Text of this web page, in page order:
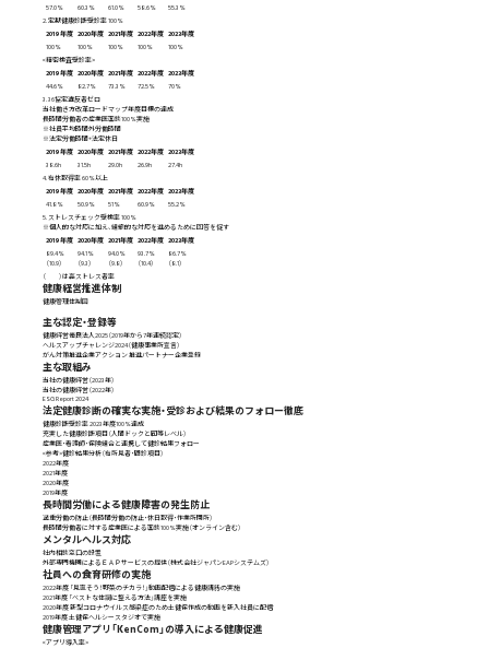
G：企業統治
ESGデータ
ESGレポート バックナンバー
57.0%
60.3% 61.0% 58.6%
55.3%
2. 定期健康診断受診率 100%
2019年度 2020年度 2021年度 2022年度 2023年度
100%
100% 100% 100%
100%
<精密検査受診率>
2019年度 2020年度 2021年度 2022年度 2023年度
44.6%
82.7% 73.3% 72.5%
70%
3. 36協定違反者ゼロ
当社働き方改革ロードマップ年度目標の達成
長時間労働者の産業医面談100%実施
※社員平均時間外労働時間
※法定労働時間+法定休日
2019年度 2020年度 2021年度 2022年度 2023年度
38.6h
31.5h 29.0h 26.9h
27.4h
4. 有休取得率 60%以上
2019年度 2020年度 2021年度 2022年度 2023年度
41.8%
50.9% 51% 60.9%
55.2%
5. ストレスチェック受検率 100%
※個人的な対応に加え、組織的な対応を進めるために回答を促す
2019年度 2020年度 2021年度 2022年度 2023年度
89.4%
（10.9）
94.1%
（9.3）
94.0%
（9.8）
93.7%
（10.4）
86.7%
（8.1）
（ ）は高ストレス者率
健康経営推進体制
健康管理体制図
主な認定・登録等
健康経営優良法人2025（2019年から7年連続認定）
ヘルスアップチャレンジ2024（健康事業所宣言）
がん対策推進企業アクション 推進パートナー企業登録
主な取組み
当社の健康経営（2023年）
当社の健康経営（2022年）
ESG Report 2024
法定健康診断の確実な実施・受診および結果のフォロー徹底
健康診断受診率 2023年度100%達成
充実した健康診断項目（人間ドックと同等レベル）
産業医・看護師・保険組合と連携して健診結果フォロー
<参考>健診結果分析（有所見者・問診項目）
2022年度
2021年度
2020年度
2019年度
長時間労働による健康障害の発生防止
過重労働の防止（長時間労働の防止・休日取得・作業所閉所）
長時間労働者に対する産業医による面談100%実施（オンライン含む）
メンタルヘルス対応
社内相談窓口の設置
外部専門機関によるＥＡＰサービスの提供（株式会社ジャパンEAPシステムズ）
社員への食育研修の実施
2022年度 「見直そう！野菜のチカラ！」動画配信による健康講話の実施
2021年度 「ベストな体調に整える方法」講座を実施
2020年度 新型コロナウイルス感染症のため土健保作成の動画を新入社員に配信
2019年度 土健保ヘルシースタジオで実施
健康管理アプリ「KenCom」の導入による健康促進
<アプリ導入率>